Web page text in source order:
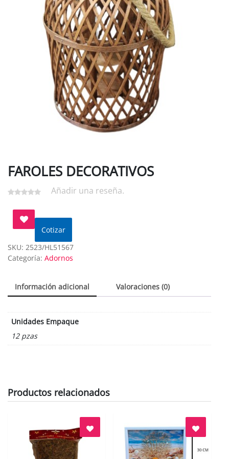
FAROLES DECORATIVOS
Añadir una reseña.
Cotizar
SKU: 2523/HL51567
Categoría: Adornos
Información adicional Valoraciones (0)
Unidades Empaque
12 pzas
Productos relacionados